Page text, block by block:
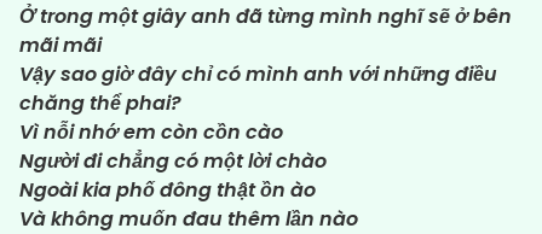
Ở trong một giây anh đã từng mình nghĩ sẽ ở bên
mãi mãi
Vậy sao giờ đây chỉ có mình anh với những điều
chăng thể phai?
Vì nỗi nhớ em còn cồn cào
Người đi chẳng có một lời chào
Ngoài kia phố đông thật ồn ào
Và không muốn đau thêm lần nào